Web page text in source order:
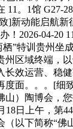
11。1馆 G27-
]新动能启航新
！2026-04-20
栖”特训贵州坐
州区域终端，
长效运营、稳
面。。。[细
山）陶博会，
18日上午，第
（以下简称“佛